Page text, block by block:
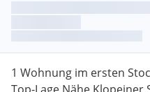
1 Wohnung im ersten